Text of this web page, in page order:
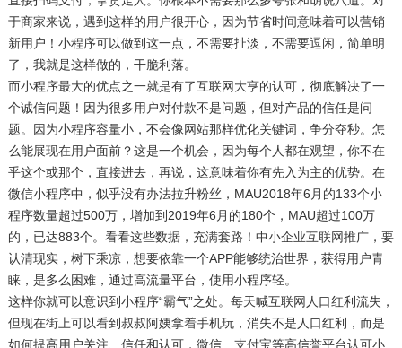
于商家来说，遇到这样的用户很开心，因为节省时间意味着可以营销
新用户！小程序可以做到这一点，不需要扯淡，不需要逗闲，简单明
了，我就是这样做的，干脆利落。
而小程序最大的优点之一就是有了互联网大亨的认可，彻底解决了一
个诚信问题！因为很多用户对付款不是问题，但对产品的信任是问
题。因为小程序容量小，不会像网站那样优化关键词，争分夺秒。怎
么能展现在用户面前？这是一个机会，因为每个人都在观望，你不在
乎这个或那个，直接进去，再说，这意味着你有先入为主的优势。在
微信小程序中，似乎没有办法拉升粉丝，MAU2018年6月的133个小
程序数量超过500万，增加到2019年6月的180个，MAU超过100万
的，已达883个。看看这些数据，充满套路！中小企业互联网推广，要
认清现实，树下乘凉，想要依靠一个APP能够统治世界，获得用户青
睐，是多么困难，通过高流量平台，使用小程序轻。
这样你就可以意识到小程序“霸气”之处。每天喊互联网人口红利流失，
但现在街上可以看到叔叔阿姨拿着手机玩，消失不是人口红利，而是
如何提高用户关注、信任和认可，微信、支付宝等高信誉平台认可小